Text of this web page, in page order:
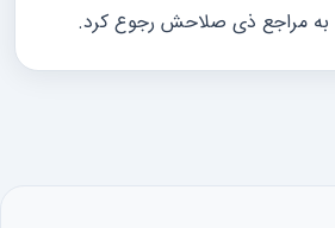
به مراجع ذی صلاحش رجوع کرد.